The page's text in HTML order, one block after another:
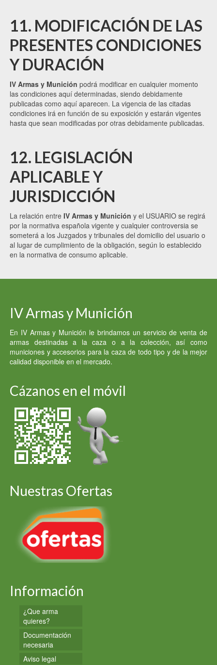
11. MODIFICACIÓN DE LAS
PRESENTES CONDICIONES
Y DURACIÓN
IV Armas y Munición podrá modificar en cualquier momento
las condiciones aquí determinadas, siendo debidamente
publicadas como aquí aparecen. La vigencia de las citadas
condiciones irá en función de su exposición y estarán vigentes
hasta que sean modificadas por otras debidamente publicadas.
12. LEGISLACIÓN
APLICABLE Y
JURISDICCIÓN
La relación entre IV Armas y Munición y el USUARIO se regirá
por la normativa española vigente y cualquier controversia se
someterá a los Juzgados y tribunales del domicilio del usuario o
al lugar de cumplimiento de la obligación, según lo establecido
en la normativa de consumo aplicable.
IV Armas y Munición
En IV Armas y Munición le brindamos un servicio de venta de
armas destinadas a la caza o a la colección, así como
municiones y accesorios para la caza de todo tipo y de la mejor
calidad disponible en el mercado.
Cázanos en el móvil
Nuestras Ofertas
Información
¿Que arma
quieres?
Documentación
necesaria
Aviso legal